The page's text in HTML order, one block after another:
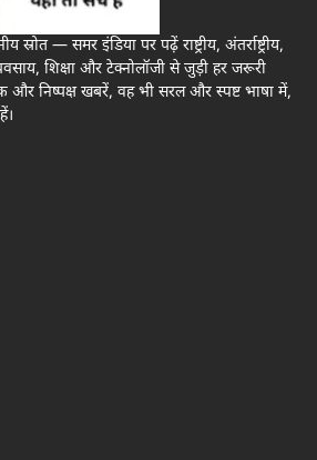
स्रोत — समर इंडिया पर पढ़ें राष्ट्रीय, अंतर्राष्ट्रीय,
शिक्षा और टेक्नोलॉजी से जुड़ी हर जरूरी
निष्पक्ष खबरें, वह भी सरल और स्पष्ट भाषा में,